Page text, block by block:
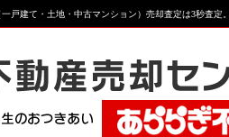
戸建て・土地・中古マンション）売却査定は3秒査定